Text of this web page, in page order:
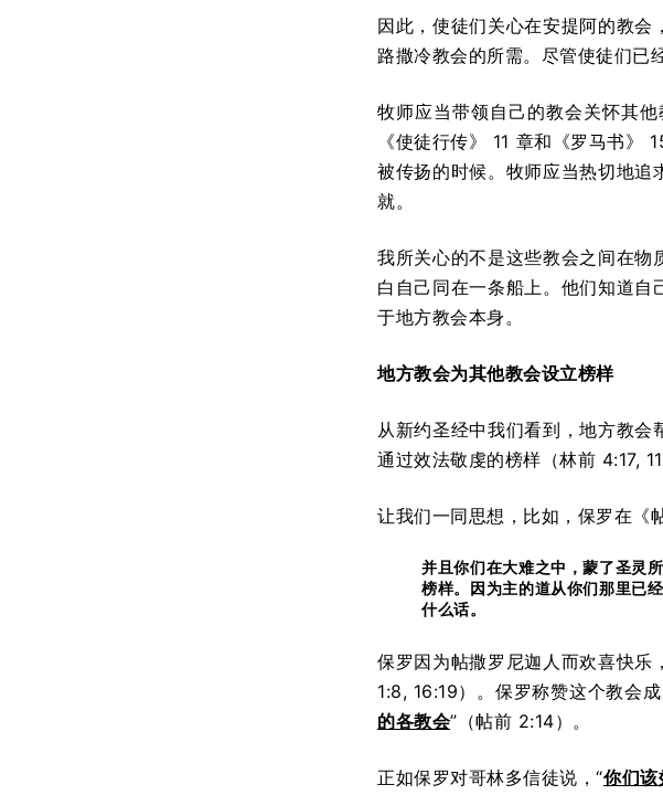
因此，使徒们关心在安提阿的教
路撒冷教会的所需。尽管使徒们已
牧师应当带领自己的教会关怀其
《使徒行传》 11 章和《罗马书》
被传扬的时候。牧师应当热切地追
就。
我所关心的不是这些教会之间在物
白自己同在一条船上。他们知道
于地方教会本身。
地方教会为其他教会设立榜样
从新约圣经中我们看到，地方教
通过效法敬虔的榜样（林前 4:17,
让我们一同思想，比如，保罗在《
并且你们在大难之中，蒙了圣灵
榜样。因为主的道从你们那里已
什么话。
保罗因为帖撒罗尼迦人而欢喜快乐
1:8, 16:19）。保罗称赞这个教会
的各教会”（帖前 2:14）。
正如保罗对哥林多信徒说，“你们该